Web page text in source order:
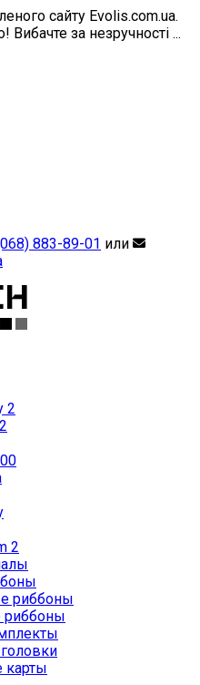
сайту Evolis.com.ua.
Вибачте за незручності ...
883-89-01 или
2
2
риббоны
карты